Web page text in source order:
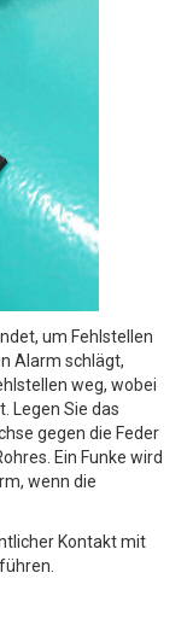
um Fehlstellen
Alarm schlägt,
weg, wobei
Legen Sie das
gegen die Feder
Ein Funke wird
wenn die
Kontakt mit